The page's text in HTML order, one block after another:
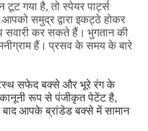
टूट गया है, तो स्पेयर पार्ट्स
समुद्र द्वारा इकट्ठे होकर
सवारी कर सकते हैं। भुगतान की
हैं। प्रसव के समय के बारे
सफेद बक्से और भूरे रंग के
रूप से पंजीकृत पेटेंट है,
आपके ब्रांडेड बक्से में सामान